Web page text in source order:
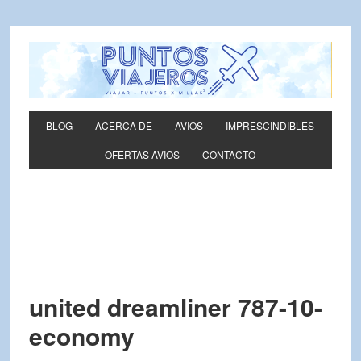
BLOG ACERCA DE AVIOS IMPRESCINDIBLES
OFERTAS AVIOS CONTACTO
united dreamliner 787-10-
economy